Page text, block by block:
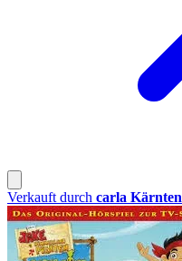
Verkauft durch carla Kärnten